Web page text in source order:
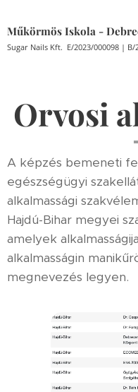
Műkörmös Iskola -
Sugar Nails Kft. E/2023/000098 | B/
Orvosi
A képzés bemeneti
egészségügyi
alkalmassági
Hajdú-Bihar megyei
amelyek
alkalmasságin
megnevezés legyen.